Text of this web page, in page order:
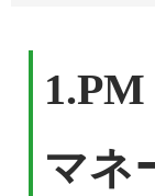
マネ